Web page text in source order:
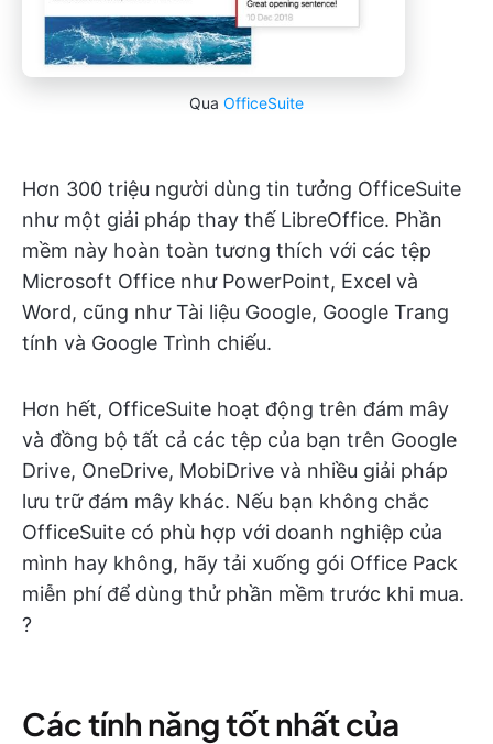
Qua OfficeSuite
Hơn 300 triệu người dùng tin tưởng OfficeSuite
như một giải pháp thay thế LibreOffice. Phần
mềm này hoàn toàn tương thích với các tệp
Microsoft Office như PowerPoint, Excel và
Word, cũng như Tài liệu Google, Google Trang
tính và Google Trình chiếu.
Hơn hết, OfficeSuite hoạt động trên đám mây
và đồng bộ tất cả các tệp của bạn trên Google
Drive, OneDrive, MobiDrive và nhiều giải pháp
lưu trữ đám mây khác. Nếu bạn không chắc
OfficeSuite có phù hợp với doanh nghiệp của
mình hay không, hãy tải xuống gói Office Pack
miễn phí để dùng thử phần mềm trước khi mua.
?
Các tính năng tốt nhất của